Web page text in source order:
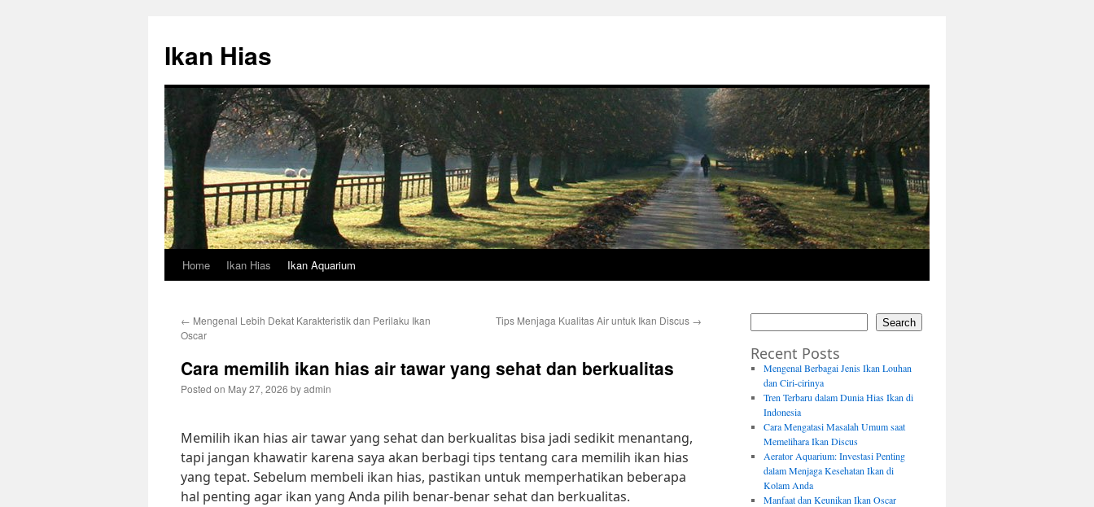
content
Ikan Hias
Home Ikan Hias Ikan Aquarium
← Mengenal Lebih Dekat Karakteristik dan Perilaku Ikan
Oscar
Tips Menjaga Kualitas Air untuk Ikan Discus →
Cara memilih ikan hias air tawar yang sehat dan berkualitas
Posted on May 27, 2026 byadmin
Memilih ikan hias air tawar yang sehat dan berkualitas bisa jadi sedikit menantang,
tapi jangan khawatir karena saya akan berbagi tips tentang cara memilih ikan hias
yang tepat. Sebelum membeli ikan hias, pastikan untuk memperhatikan beberapa
hal penting agar ikan yang Anda pilih benar-benar sehat dan berkualitas.
Search
Recent Posts
Mengenal Berbagai Jenis Ikan Louhan
dan Ciri-cirinya
Tren Terbaru dalam Dunia Hias Ikan di
Indonesia
Cara Mengatasi Masalah Umum saat
Memelihara Ikan Discus
Aerator Aquarium: Investasi Penting
dalam Menjaga Kesehatan Ikan di
Kolam Anda
Manfaat dan Keunikan Ikan Oscar